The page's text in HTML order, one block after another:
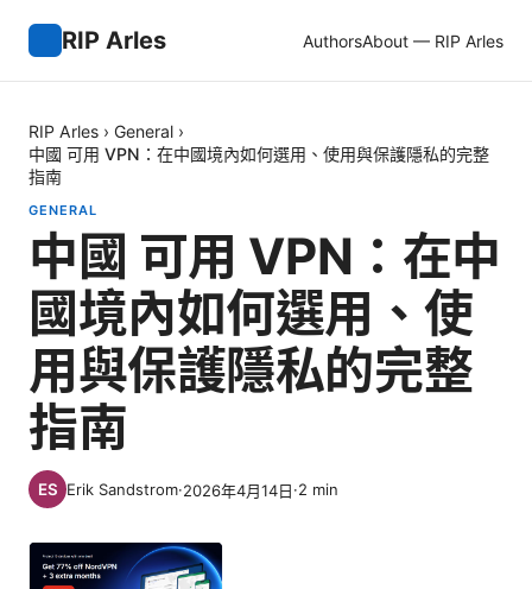
RIP Arles AuthorsAbout — RIP Arles
RIP Arles › General ›
中國 可用 VPN：在中國境內如何選用、使用與保護隱私的完整
指南
GENERAL
中國 可用 VPN：在中
國境內如何選用、使
用與保護隱私的完整
指南
Erik Sandstrom·2026年4月14日·2 min